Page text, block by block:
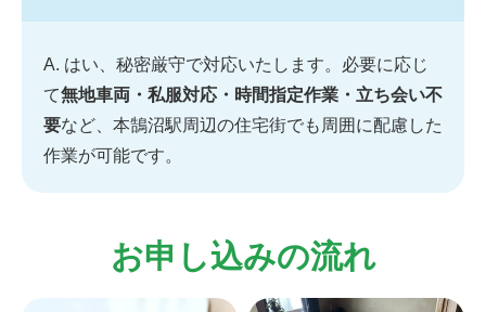
A. はい、秘密厳守で対応いたします。必要に応じ
て無地車両・私服対応・時間指定作業・立ち会い不
要など、本鵠沼駅周辺の住宅街でも周囲に配慮した
作業が可能です。
お申し込みの流れ